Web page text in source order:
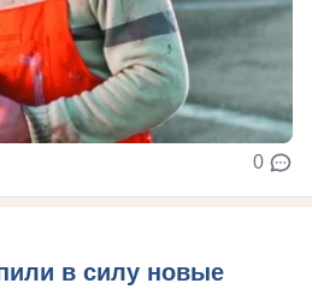
0
в силу новые